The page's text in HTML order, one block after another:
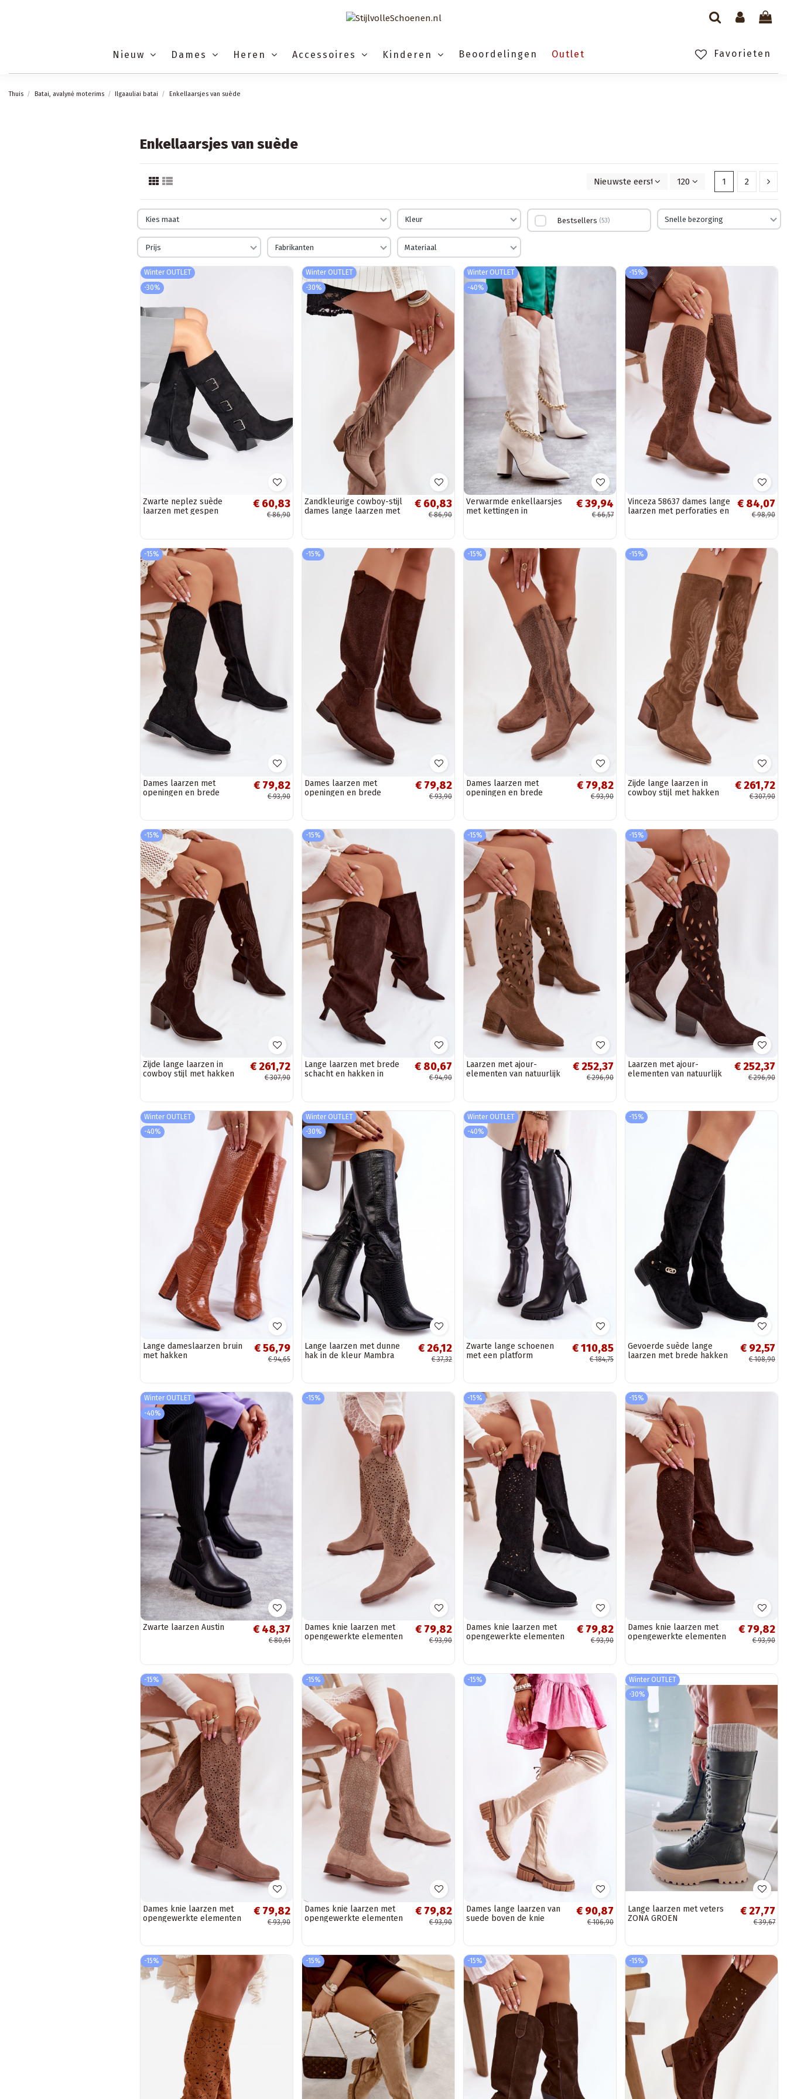
Nieuw Dames Heren Accessoires Kinderen Beoordelingen Favorieten
Outlet
Thuis Batai, avalynė moterims Ilgaauliai batai Enkellaarsjes van suède
Enkellaarsjes van suède
Nieuwste eerst 120 1 2
Kies maat Kleur Bestsellers 53 Snelle bezorging
Prijs Fabrikanten Materiaal
Winter OUTLET
-30%
Zwarte neplez suède
laarzen met gespen
€ 60,83
€ 86,90
Winter OUTLET
-30%
Zandkleurige cowboy-stijl
dames lange laarzen met
€ 60,83
€ 86,90
Winter OUTLET
-40%
Verwarmde enkellaarsjes
met kettingen in
€ 39,94
€ 66,57
-15%
Vinceza 58637 dames lange
laarzen met perforaties en
€ 84,07
€ 98,90
-15%
Dames laarzen met
openingen en brede
€ 79,82
€ 93,90
-15%
Dames laarzen met
openingen en brede
€ 79,82
€ 93,90
-15%
Dames laarzen met
openingen en brede
€ 79,82
€ 93,90
-15%
Zijde lange laarzen in
cowboy stijl met hakken
€ 261,72
€ 307,90
-15%
Zijde lange laarzen in
cowboy stijl met hakken
€ 261,72
€ 307,90
-15%
Lange laarzen met brede
schacht en hakken in
€ 80,67
€ 94,90
-15%
Laarzen met ajour-
elementen van natuurlijk
€ 252,37
€ 296,90
-15%
Laarzen met ajour-
elementen van natuurlijk
€ 252,37
€ 296,90
Winter OUTLET
-40%
Lange dameslaarzen bruin
met hakken
€ 56,79
€ 94,65
Winter OUTLET
-30%
Lange laarzen met dunne
hak in de kleur Mambra
€ 26,12
€ 37,32
Winter OUTLET
-40%
Zwarte lange schoenen
met een platform
€ 110,85
€ 184,75
-15%
Gevoerde suède lange
laarzen met brede hakken
€ 92,57
€ 108,90
Winter OUTLET
-40%
Zwarte laarzen Austin € 48,37
€ 80,61
-15%
Dames knie laarzen met
opengewerkte elementen
€ 79,82
€ 93,90
-15%
Dames knie laarzen met
opengewerkte elementen
€ 79,82
€ 93,90
-15%
Dames knie laarzen met
opengewerkte elementen
€ 79,82
€ 93,90
-15%
Dames knie laarzen met
opengewerkte elementen
€ 79,82
€ 93,90
-15%
Dames knie laarzen met
opengewerkte elementen
€ 79,82
€ 93,90
-15%
Dames lange laarzen van
suede boven de knie
€ 90,87
€ 106,90
Winter OUTLET
-30%
Lange laarzen met veters
ZONA GROEN
€ 27,77
€ 39,67
-15% -15% -15% -15%